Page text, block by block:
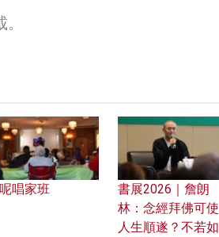
唱家班
書展2026｜詹朗
林：念經拜佛可使
人生順遂？不若如